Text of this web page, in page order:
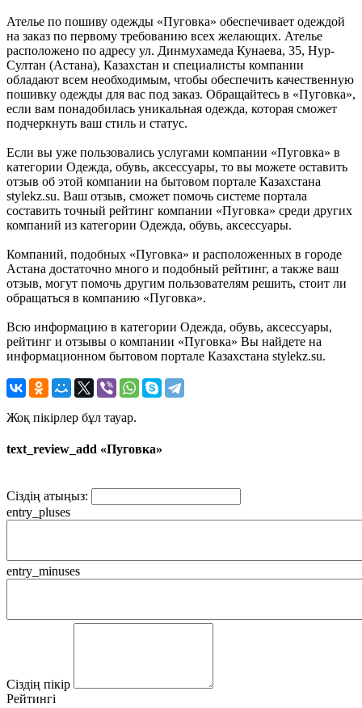
Ателье по пошиву одежды «Пуговка» обеспечивает одеждой
на заказ по первому требованию всех желающих. Ателье
расположено по адресу ул. Динмухамеда Кунаева, 35, Нур-
Султан (Астана), Казахстан и специалисты компании
обладают всем необходимым, чтобы обеспечить качественную
пошивку одежды для вас под заказ. Обращайтесь в «Пуговка»,
если вам понадобилась уникальная одежда, которая сможет
подчеркнуть ваш стиль и статус.
Если вы уже пользовались услугами компании «Пуговка» в
категории Одежда, обувь, аксессуары, то вы можете оставить
отзыв об этой компании на бытовом портале Казахстана
stylekz.su. Ваш отзыв, сможет помочь системе портала
составить точный рейтинг компании «Пуговка» среди других
компаний из категории Одежда, обувь, аксессуары.
Компаний, подобных «Пуговка» и расположенных в городе
Астана достаточно много и подобный рейтинг, а также ваш
отзыв, могут помочь другим пользователям решить, стоит ли
обращаться в компанию «Пуговка».
Всю информацию в категории Одежда, обувь, аксессуары,
рейтинг и отзывы о компании «Пуговка» Вы найдете на
информационном бытовом портале Казахстана stylekz.su.
Жоқ пікірлер бұл тауар.
text_review_add «Пуговка»
Сіздің атыңыз:
entry_pluses
entry_minuses
Сіздің пікір
Рейтингі